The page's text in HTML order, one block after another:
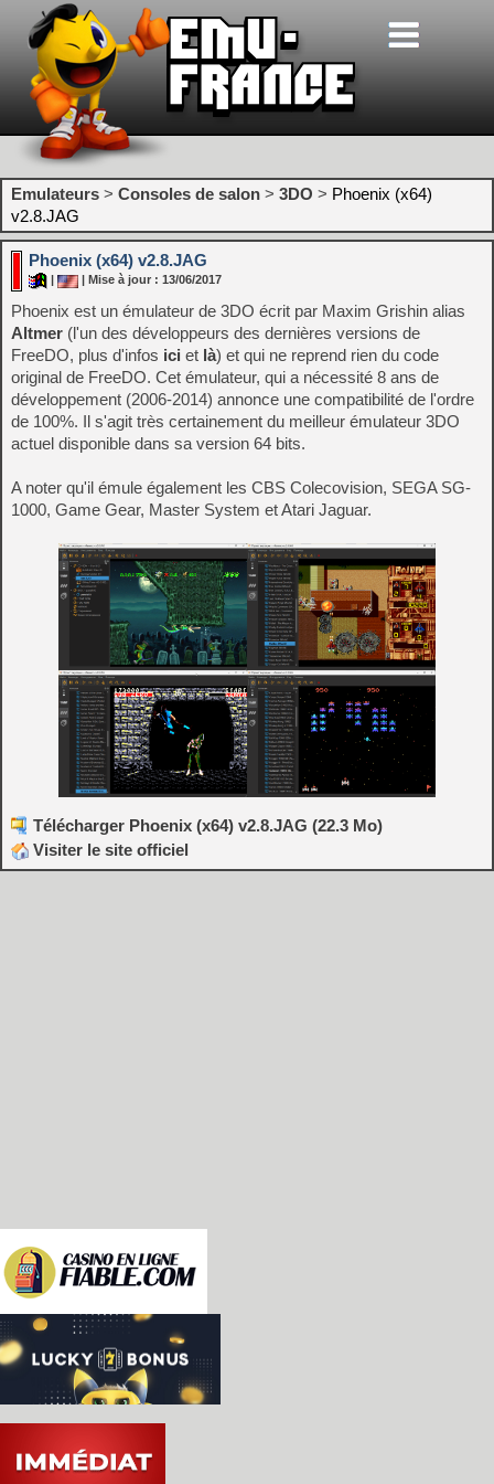
Emulateurs > Consoles de salon > 3DO > Phoenix (x64)
v2.8.JAG
Phoenix (x64) v2.8.JAG
| Mise à jour : 13/06/2017
Phoenix est un émulateur de 3DO écrit par Maxim Grishin alias
Altmer (l'un des développeurs des dernières versions de
FreeDO, plus d'infos ici et là) et qui ne reprend rien du code
original de FreeDO. Cet émulateur, qui a nécessité 8 ans de
développement (2006-2014) annonce une compatibilité de l'ordre
de 100%. Il s'agit très certainement du meilleur émulateur 3DO
actuel disponible dans sa version 64 bits.
A noter qu'il émule également les CBS Colecovision, SEGA SG-
1000, Game Gear, Master System et Atari Jaguar.
Télécharger Phoenix (x64) v2.8.JAG (22.3 Mo)
Visiter le site officiel